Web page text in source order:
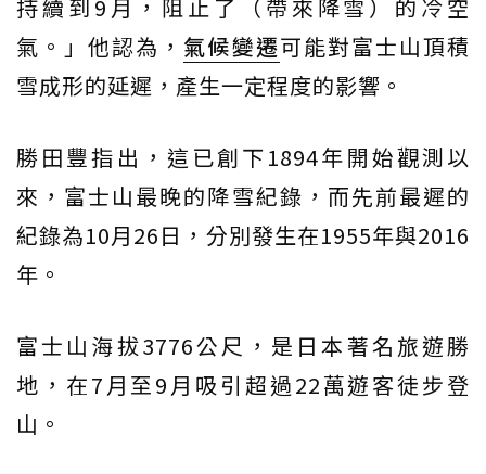
持續到9月，阻止了（帶來降雪）的冷空
氣。」他認為， 氣候變遷可能對富士山頂積
雪成形的延遲，產生一定程度的影響。
勝田豐指出，這已創下1894年開始觀測以
來，富士山最晚的降雪紀錄，而先前最遲的
紀錄為10月26日，分別發生在1955年與2016
年。
富士山海拔3776公尺，是日本著名旅遊勝
地，在7月至9月吸引超過22萬遊客徒步登
山。